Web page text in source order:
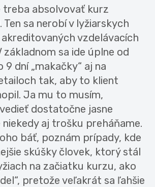
treba absolvovať kurz
sa nerobí v lyžiarskych
akreditovaných vzdelávacích
základnom sa ide úplne od
dní „makačky“ aj na
tak, aby to klient
Ja mu to musím,
dostatočne jasne
aj trošku preháňame.
báť, poznám prípady, kde
skúšky človek, ktorý stál
na začiatku kurzu, ako
pretože veľakrát sa ľahšie